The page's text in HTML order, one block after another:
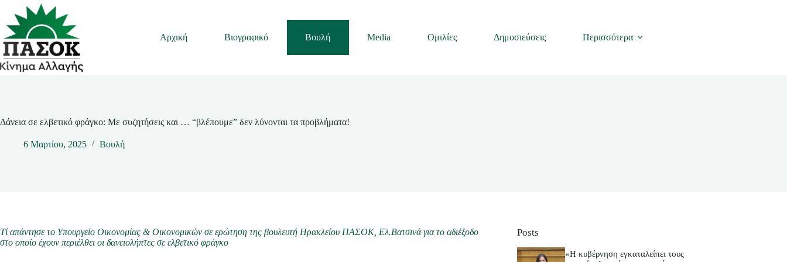
Μετάβαση
περιεχόμενο
Αρχική
Βιογραφικό Βουλή Media Ομιλίες Δημοσιεύσεις Περισσότερα
Δάνεια σε ελβετικό φράγκο: Με συζητήσεις και … “βλέπουμε” δεν λύνονται τα προβλήματα!
6 Μαρτίου, 2025 Βουλή
Τί απάντησε το Υπουργείο Οικονομίας & Οικονομικών σε ερώτηση της βουλευτή Ηρακλείου ΠΑΣΟΚ, Ελ.Βατσινά για το αδιέξοδο
στο οποίο έχουν περιέλθει οι δανειολήπτες σε ελβετικό φράγκο
Posts
«Η κυβέρνηση εγκαταλείπει τους